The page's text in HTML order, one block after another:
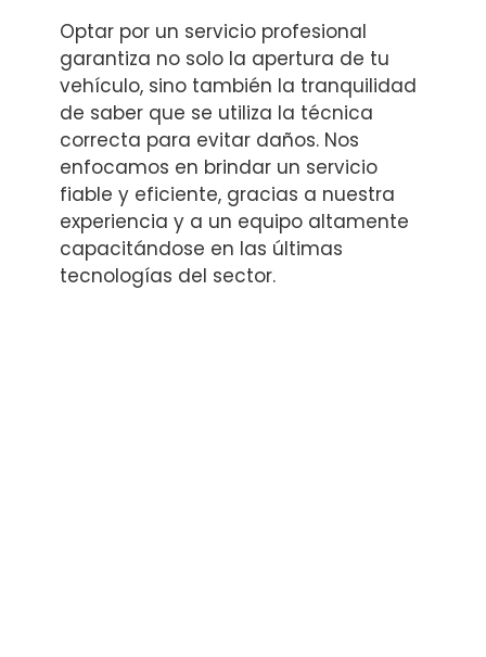
Optar por un servicio profesional
garantiza no solo la apertura de tu
vehículo, sino también la tranquilidad
de saber que se utiliza la técnica
correcta para evitar daños. Nos
enfocamos en brindar un servicio
fiable y eficiente, gracias a nuestra
experiencia y a un equipo altamente
capacitándose en las últimas
tecnologías del sector.